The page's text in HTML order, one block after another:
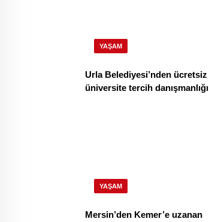
YAŞAM
Urla Belediyesi’nden ücretsiz
üniversite tercih danışmanlığı
YAŞAM
Mersin’den Kemer’e uzanan